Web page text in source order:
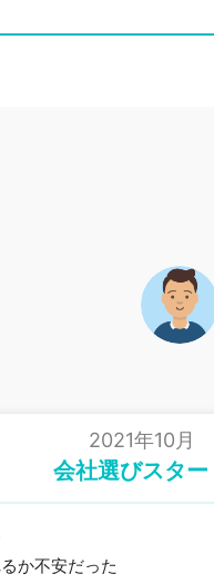
2021年10月
会社選びスター
か不安だった